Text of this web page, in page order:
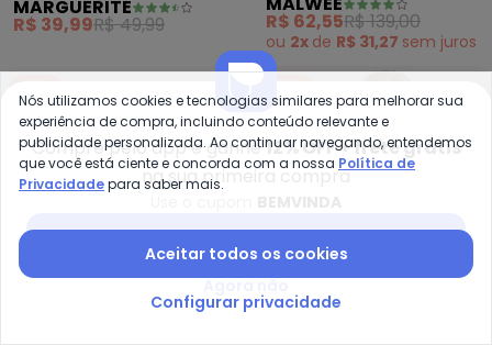
de Algodão
MARGUERITE
R$ 39,99R$ 49,99
Canelada Plus (Roxo)
MALWEE
R$ 62,55R$ 139,00
ou 2x de R$ 31,27 semjuros
-60% -50%
Compre pelo app e ganhe12% OFF + frete grátis
na sua primeira compra
Nós utilizamos cookies e tecnologias similares para melhorar sua
experiência de compra, incluindo conteúdo relevante e
publicidade personalizada. Ao continuar navegando, entendemos
que você está ciente e concorda com a nossa Política de
Privacidadepara saber mais.
Aceitar todos os cookies
Configurar privacidade